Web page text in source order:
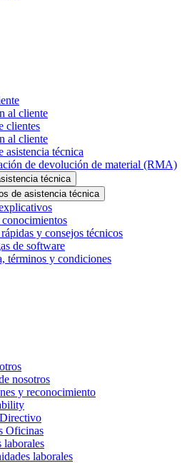
al cliente
clientes
al cliente
asistencia técnica
de devolución de material (RMA)
técnica
de asistencia técnica
conocimientos
y consejos técnicos
de software
términos y condiciones
nosotros
y reconocimiento
Oficinas
laborales
laborales